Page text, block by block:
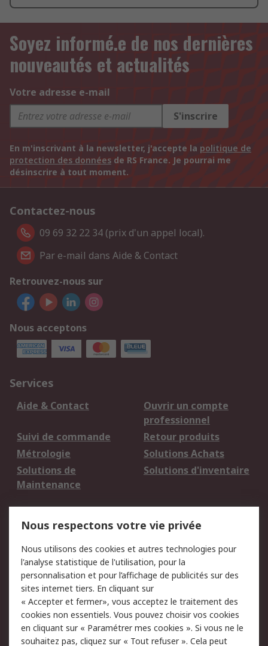
Soyez informé.e de nos dernières
nouveautés et actualités
Votre adresse e-mail
S'inscrire
En m'inscrivant à la newsletter, j'accepte la politique de
protection des données de RS France. Je pourrai me
désinscrire à tout moment.
Contactez-nous
09 69 32 22 34 (prix d'un appel local).
Par e-mail dans Aide & Contact
Retrouvez-nous sur
Nous acceptons
Services
Aide & Contact
Ouvrir un compte
professionnel
Suivi de commande
Retour produits
Métrologie
Solutions Achats
Solutions de
Maintenance
Solutions d'inventaire
du site
Politique de protection
des données - Mise à
jour
Sécurité des E-mails
Conditions générales
de vente
Politique anti-
corruption
Nous respectons votre vie privée
Nous utilisons des cookies et autres technologies pour
l'analyse statistique de l'utilisation, pour la
personnalisation et pour l’affichage de publicités sur des
sites internet tiers. En cliquant sur
« Accepter et fermer», vous acceptez le traitement des
cookies non essentiels. Vous pouvez choisir vos cookies
en cliquant sur « Paramétrer mes cookies ». Si vous ne le
souhaitez pas, cliquez sur « Tout refuser ». Cela peut